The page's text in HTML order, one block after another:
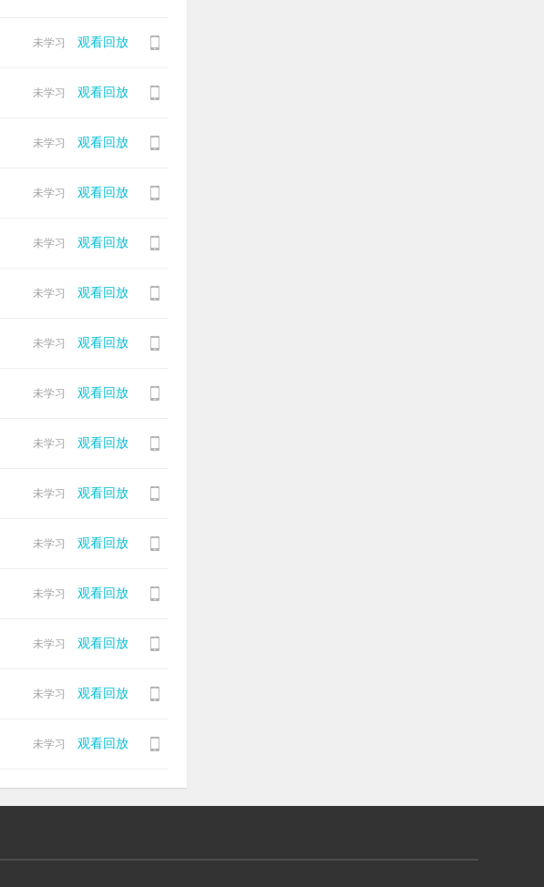
未学习 观看回放
未学习 观看回放
未学习 观看回放
未学习 观看回放
未学习 观看回放
未学习 观看回放
未学习 观看回放
未学习 观看回放
未学习 观看回放
未学习 观看回放
未学习 观看回放
未学习 观看回放
未学习 观看回放
未学习 观看回放
未学习 观看回放